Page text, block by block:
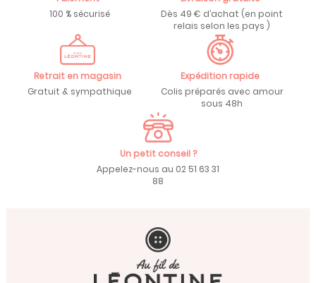
100 % sécurisé
Dès 49 € d’achat (en point
relais selon les pays )
Retrait en magasin
Gratuit & sympathique
Expédition rapide
Colis préparés avec amour
sous 48h
Un petit conseil ?
Appelez-nous au 02 51 63 31
88